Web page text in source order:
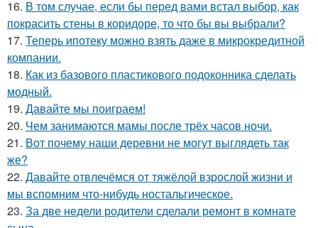
16. В том случае, если бы перед вами встал выбор, как
покрасить стены в коридоре, то что бы вы выбрали?
17. Теперь ипотеку можно взять даже в микрокредитной
компании.
18. Как из базового пластикового подоконника сделать
модный.
19. Давайте мы поиграем!
20. Чем занимаются мамы после трёх часов ночи.
21. Вот почему наши деревни не могут выглядеть так
же?
22. Давайте отвлечёмся от тяжёлой взрослой жизни и
мы вспомним что-нибудь ностальгическое.
23. За две недели родители сделали ремонт в комнате